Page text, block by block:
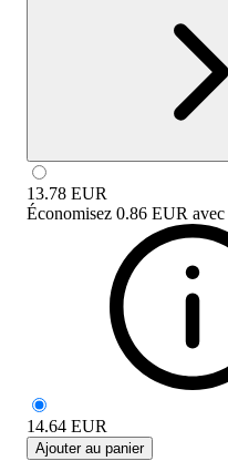
13.78 EUR
Économisez 0.86 EUR avec
14.64 EUR
Ajouter au panier